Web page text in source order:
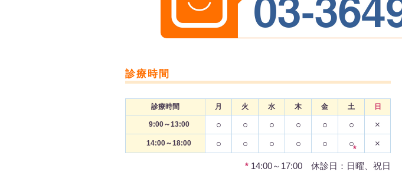
診療時間
診療時間 月 火 水 木 金 土 日
9:00～13:00 ○ ○ ○ ○ ○ ○ ×
14:00～18:00 ○ ○ ○ ○ ○ ○
*
×
* 14:00～17:00 休診日：日曜、祝日